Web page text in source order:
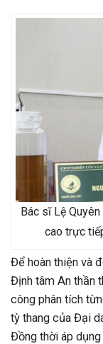
Bác sĩ Lệ
cao trực
Để hoàn thiện và
Định tâm An thần
công phân tích
tỳ thang của Đại
Đồng thời áp